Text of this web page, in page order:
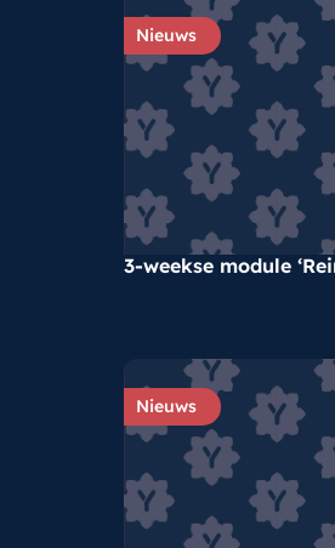
Nieuws
3-weekse module
Nieuws